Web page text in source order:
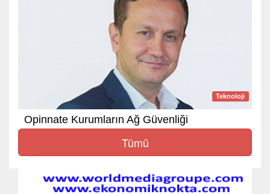
Teknoloji
Opinnate Kurumların Ağ Güvenliği
Tümü